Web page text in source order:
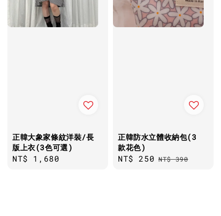
正韓大象家條紋洋裝/長
版上衣(3色可選)
Regular
NT$ 1,680
正韓防水立體收納包(3
款花色)
Sale
NT$ 250 Regular
NT$ 390